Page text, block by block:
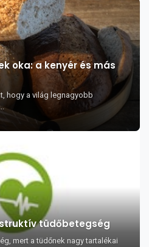
oka: a kenyér és más
hogy a világ legnagyobb
tüdőbetegség
mert a tüdőnek nagy tartalékai